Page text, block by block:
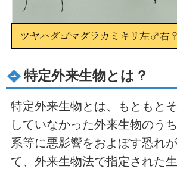
特定外来生物とは？
特定外来生物とは、もともと
していなかった外来生物のう
系等に悪影響をおよぼす恐れ
て、外来生物法で指定された生